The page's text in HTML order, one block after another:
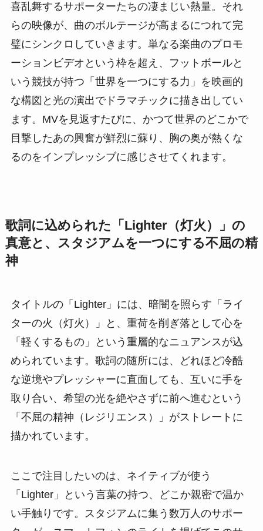
喜乱舞するサポーターたちの凄まじい熱量。それ
らの映像が、曲のボルテージが高まるにつれて完
璧にシンクロしていきます。単なる楽曲のプロモ
ーションビデオという枠を超え、フットボールと
いう競技が持つ「世界を一つにする力」を映画的
な構図と光の演出でドラマチックに描き出してい
ます。MVを見返すたびに、かつて世界のどこかで
目撃したあの興奮が鮮烈に蘇り、胸の奥が熱くな
るのをインプレッシブに感じさせてくれます。
歌詞に込められた「Lighter（灯火）」の
真意と、スタジアムを一つにする不屈の精
神
タイトルの「Lighter」には、暗闇を照らす「ライ
ターの火（灯火）」と、重荷を削ぎ落として心を
「軽くするもの」という重層的なニュアンスが込
められています。歌詞の随所には、どれほど冷酷
な逆境やプレッシャーに直面しても、互いに手を
取り合い、希望の光を絶やさずに前へ進むという
「不屈の精神（レジリエンス）」がストレートに
描かれています。
ここで注目したいのは、ネイティブが使う
「Lighter」という言葉の持つ、どこか親密で温か
い手触りです。スタジアムに集う数万人のサポー